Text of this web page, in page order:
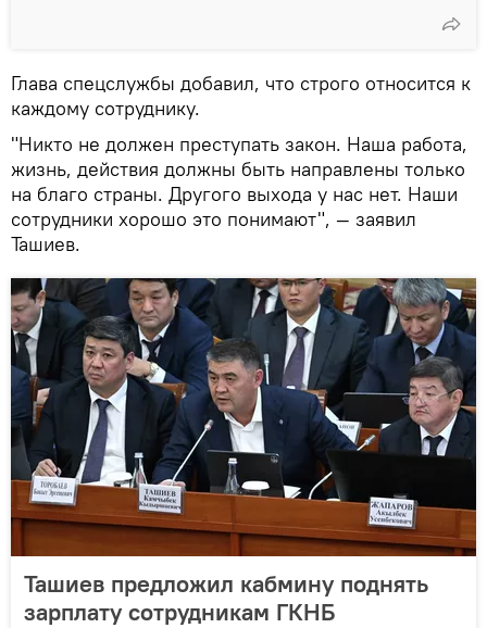
Глава спецслужбы добавил, что строго относится к
каждому сотруднику.
"Никто не должен преступать закон. Наша работа,
жизнь, действия должны быть направлены только
на благо страны. Другого выхода у нас нет. Наши
сотрудники хорошо это понимают", — заявил
Ташиев.
Ташиев предложил кабмину поднять
зарплату сотрудникам ГКНБ